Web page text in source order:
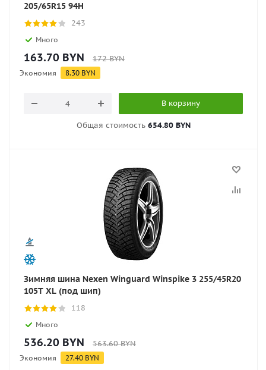
205/65R15 94H
243
Много
163.70 BYN 172BYN
Экономия 8.30 BYN
В корзину
Общая стоимость 654.80 BYN
Зимняя шина Nexen Winguard Winspike 3 255/45R20
105T XL (под шип)
118
Много
536.20 BYN 563.60BYN
Экономия 27.40 BYN